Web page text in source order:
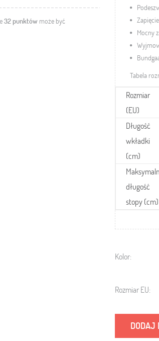
32punktów może być
Mocny
Tabela
Rozmiar
(EU)
Długość
wkładki
(cm)
długość
stopy (cm)
Kolor:
Rozmiar EU:
DODAJ